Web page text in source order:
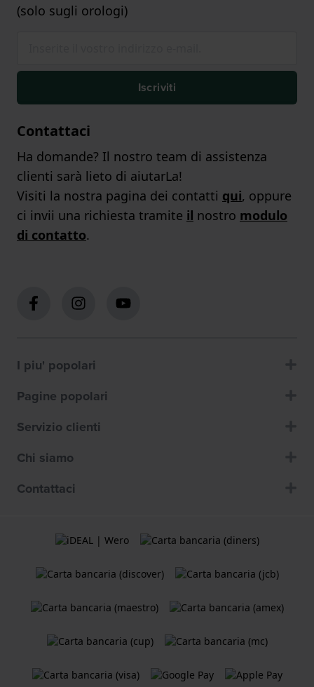
(solo sugli orologi)
Iscriviti
Contattaci
Ha domande? Il nostro team di assistenza
clienti sarà lieto di aiutarLa!
Visiti la nostra pagina dei contatti qui, oppure
ci invii una richiesta tramite il nostro modulo
di contatto.
I piu' popolari
Pagine popolari
Servizio clienti
Chi siamo
Contattaci